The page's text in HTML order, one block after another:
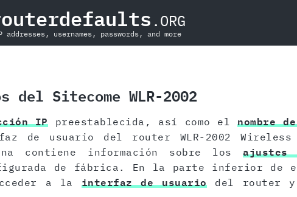
.ORG
addresses, usernames, passwords, and more
del Sitecome WLR-2002
IPpreestablecida, así como elnombre
de usuario del router WLR-2002 Wireless
contiene información sobre losajustes
de fábrica. En la parte inferior de
a la interfaz de usuariodel router y